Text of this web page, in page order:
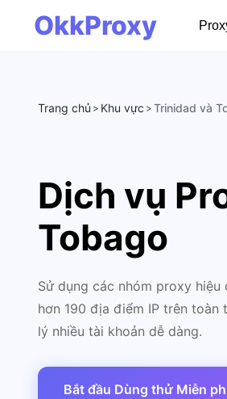
OkkProxy
Trang chủ > Khu vực > Trinidad và
Dịch vụ
Tobago
Sử dụng các nhóm proxy
hơn 190 địa điểm IP trên
lý nhiều tài khoản dễ dàng.
Bắt đầu Dùng thử Miễn